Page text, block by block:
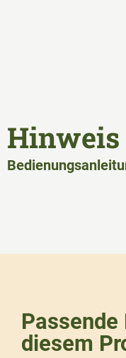
Hinweis
diesem